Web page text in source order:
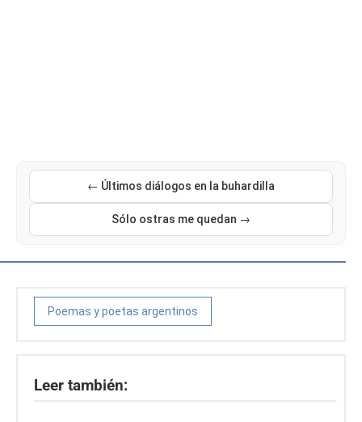
← Últimos diálogos en la buhardilla
Sólo ostras me quedan →
Poemas y poetas argentinos
Leer también: